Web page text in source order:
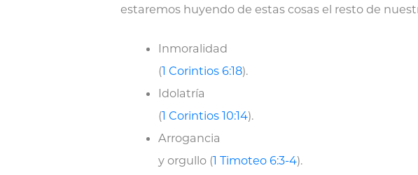
estaremos huyendo de estas cosas el resto de
Inmoralidad
(1 Corintios 6:18).
Idolatría
(1 Corintios 10:14).
Arrogancia
y orgullo (1 Timoteo 6:3-4).